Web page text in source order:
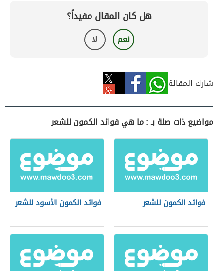
هل كان المقال مفيداً؟
نعم لا
شارك المقالة
مواضيع ذات صلة بـ : ما هي فوائد الكمون للشعر
فوائد الكمون للشعر فوائد الكمون الأسود للشعر